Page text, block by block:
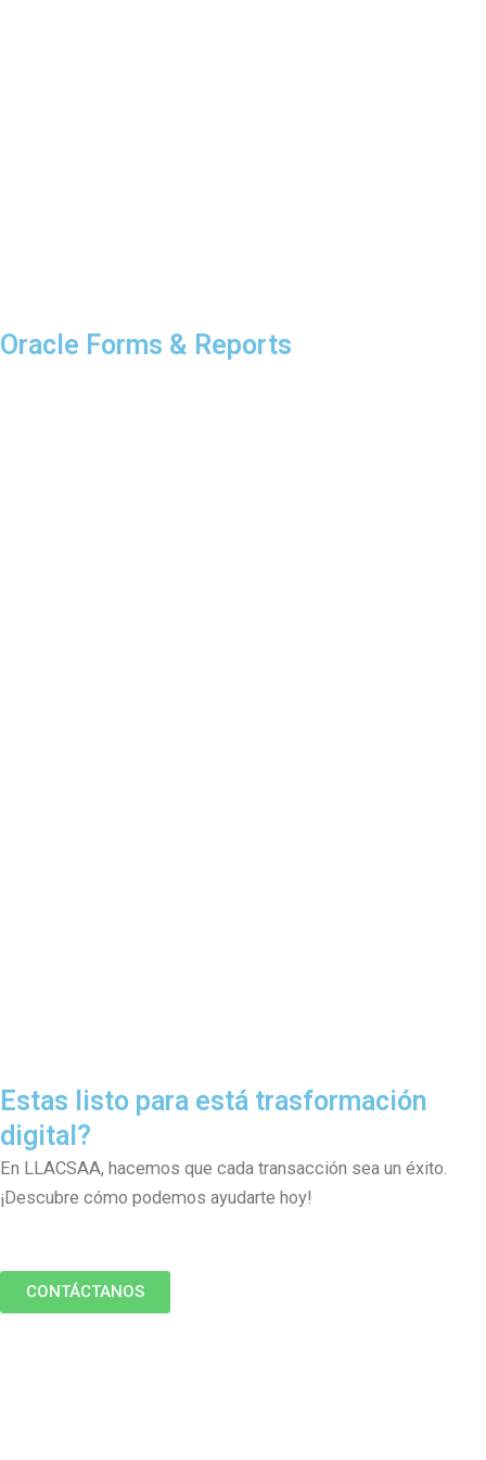
Oracle Forms & Reports
Estas listo para está trasformación
digital?
En LLACSAA, hacemos que cada transacción sea un éxito.
¡Descubre cómo podemos ayudarte hoy!
CONTÁCTANOS